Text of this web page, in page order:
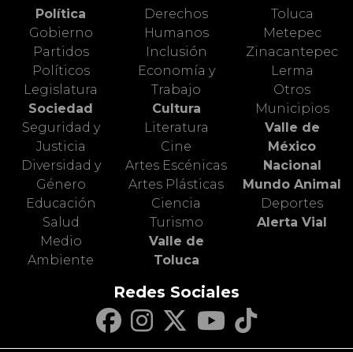
Política
Gobierno
Partidos
Políticos
Legislatura
Sociedad
Seguridad y
Justicia
Diversidad y
Género
Educación
Salud
Medio
Ambiente
Derechos
Humanos
Inclusión
Economía y
Trabajo
Cultura
Literatura
Cine
Artes Escénicas
Artes Plásticas
Ciencia
Turismo
Valle de
Toluca
Toluca
Metepec
Zinacantepec
Lerma
Otros
Municipios
Valle de
México
Nacional
Mundo Animal
Deportes
Alerta Vial
Redes Sociales